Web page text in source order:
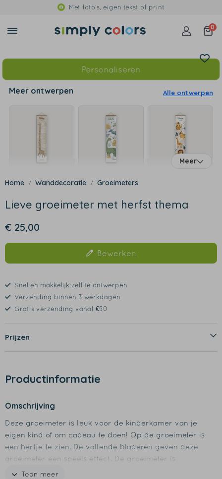
Met foto's, eigen tekst of print
0
Personaliseren
Meer ontwerpen Alle ontwerpen
Meer
Wanddecoratie Groeimeters
Lieve groeimeter met herfst thema
€ 25,00
Bewerken
Snel en makkelijk zelf te ontwerpen
Verzending binnen 3 werkdagen
Gratis verzending vanaf €50
Prijzen
Productinformatie
Omschrijving
Deze groeimeter is leuk voor de kinderkamer van je
eigen kind of om cadeau te doen! Op de groeimeter is
een hertje te zien. De vallende bladeren geven deze
groeimeter een speels effect. De groeimeter is
helemaal naar wens aan te passen in onze online
Toon meer